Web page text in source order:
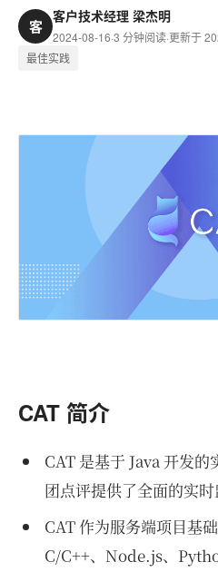
客
客户技术经理 梁杰明
2024-08-16·3 分钟阅读·更新于
最佳实践
CAT 简介
CAT 是基于 Java 开发
团点评提供了全面的实时
CAT 作为服务端项目基
C/C++、Node.js、